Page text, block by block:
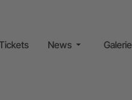
News Galerie